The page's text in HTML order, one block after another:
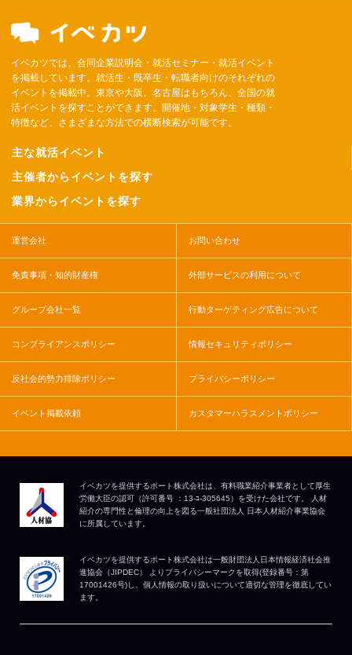
イベカツでは、合同企業説明会・就活セミナー・就活イベント
を掲載しています。就活生・既卒生・転職者向けのそれぞれの
イベントを掲載中。東京や大阪、名古屋はもちろん、全国の就
活イベントを探すことができます。開催地・対象学生・種類・
特徴など、さまざまな方法での横断検索が可能です。
主な就活イベント
主催者からイベントを探す
業界からイベントを探す
運営会社 お問い合わせ
免責事項・知的財産権 外部サービスの利用について
グループ会社一覧 行動ターゲティング広告について
コンプライアンスポリシー 情報セキュリティポリシー
反社会的勢力排除ポリシー プライバシーポリシー
イベント掲載依頼 カスタマーハラスメントポリシー